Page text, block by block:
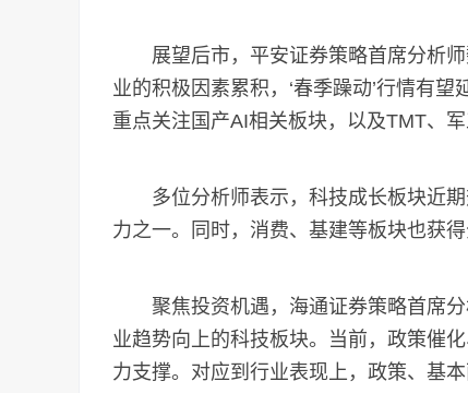
展望后市，平安证券策略首席分析师
业的积极因素累积，‘春季躁动’行情有
重点关注国产AI相关板块，以及TMT、
多位分析师表示，科技成长板块近期
力之一。同时，消费、基建等板块也获得
聚焦投资机遇，海通证券策略首席分
业趋势向上的科技板块。当前，政策催
力支撑。对应到行业表现上，政策、基